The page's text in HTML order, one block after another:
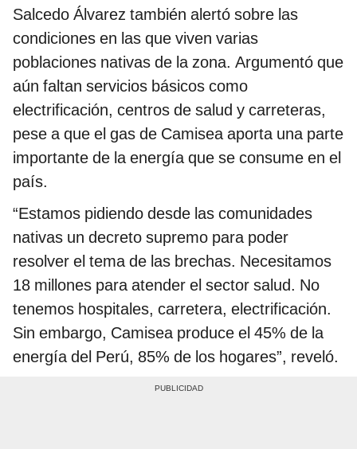
Salcedo Álvarez también alertó sobre las
condiciones en las que viven varias
poblaciones nativas de la zona. Argumentó que
aún faltan servicios básicos como
electrificación, centros de salud y carreteras,
pese a que el gas de Camisea aporta una parte
importante de la energía que se consume en el
país.
“Estamos pidiendo desde las comunidades
nativas un decreto supremo para poder
resolver el tema de las brechas. Necesitamos
18 millones para atender el sector salud. No
tenemos hospitales, carretera, electrificación.
Sin embargo, Camisea produce el 45% de la
energía del Perú, 85% de los hogares”, reveló.